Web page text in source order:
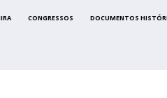
CONGRESSOS DOCUMENTOS